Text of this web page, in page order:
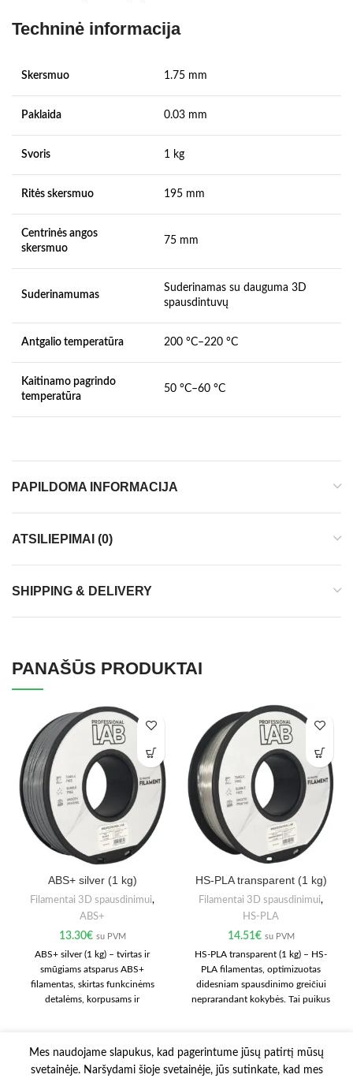
Techninė informacija
Skersmuo 1.75 mm
Paklaida 0.03 mm
Svoris 1 kg
Ritės skersmuo 195 mm
Centrinės angos
skersmuo
75 mm
Suderinamumas
Suderinamas su dauguma 3D
spausdintuvų
Antgalio temperatūra 200 °C–220 °C
Kaitinamo pagrindo
temperatūra
50 °C–60 °C
PAPILDOMA INFORMACIJA
ATSILIEPIMAI (0)
SHIPPING & DELIVERY
PANAŠŪS PRODUKTAI
ABS+ silver (1 kg)
Filamentai 3D spausdinimui,
ABS+
13.30€ su PVM
ABS+ silver (1 kg) – tvirtas ir
smūgiams atsparus ABS+
filamentas, skirtas funkcinėms
detalėms, korpusams ir
svarbus atsparumas apkrovoms.
Geriausiems rezultatams
HS-PLA transparent (1 kg)
Filamentai 3D spausdinimui,
HS-PLA
14.51€ su PVM
HS-PLA transparent (1 kg) – HS-
PLA filamentas, optimizuotas
didesniam spausdinimo greičiui
neprarandant kokybės. Tai puikus
kasdieniam darbui. Medžiaga
lengvai valdoma ir tinka daugeliui
Mes naudojame slapukus, kad pagerintume jūsų patirtį mūsų
svetainėje. Naršydami šioje svetainėje, jūs sutinkate, kad mes